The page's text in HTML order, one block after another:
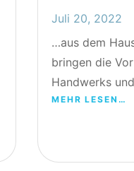
Juli 20, 2022
…aus dem
bringen die
Handwerks
MEHR LESEN…